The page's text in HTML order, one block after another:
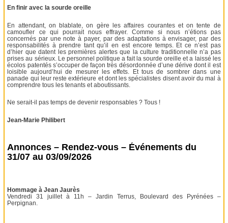
En finir avec la sourde oreille
En attendant, on blablate, on gère les affaires courantes et on tente de
camoufler ce qui pourrait nous effrayer. Comme si nous n’étions pas
concernés par une note à payer, par des adaptations à envisager, par des
responsabilités à prendre tant qu’il en est encore temps. Et ce n’est pas
d’hier que datent les premières alertes que la culture traditionnelle n’a pas
prises au sérieux. Le personnel politique a fait la sourde oreille et a laissé les
écolos patentés s’occuper de façon très désordonnée d’une dérive dont il est
loisible aujourd’hui de mesurer les effets. Et tous de sombrer dans une
panade qui leur reste extérieure et dont les spécialistes disent avoir du mal à
comprendre tous les tenants et aboutissants.
Ne serait-il pas temps de devenir responsables ? Tous !
Jean-Marie Philibert
Annonces – Rendez-vous – Événements du
31/07 au 03/09/2026
Hommage à Jean Jaurès
Vendredi 31 juillet à 11h – Jardin Terrus, Boulevard des Pyrénées –
Perpignan.